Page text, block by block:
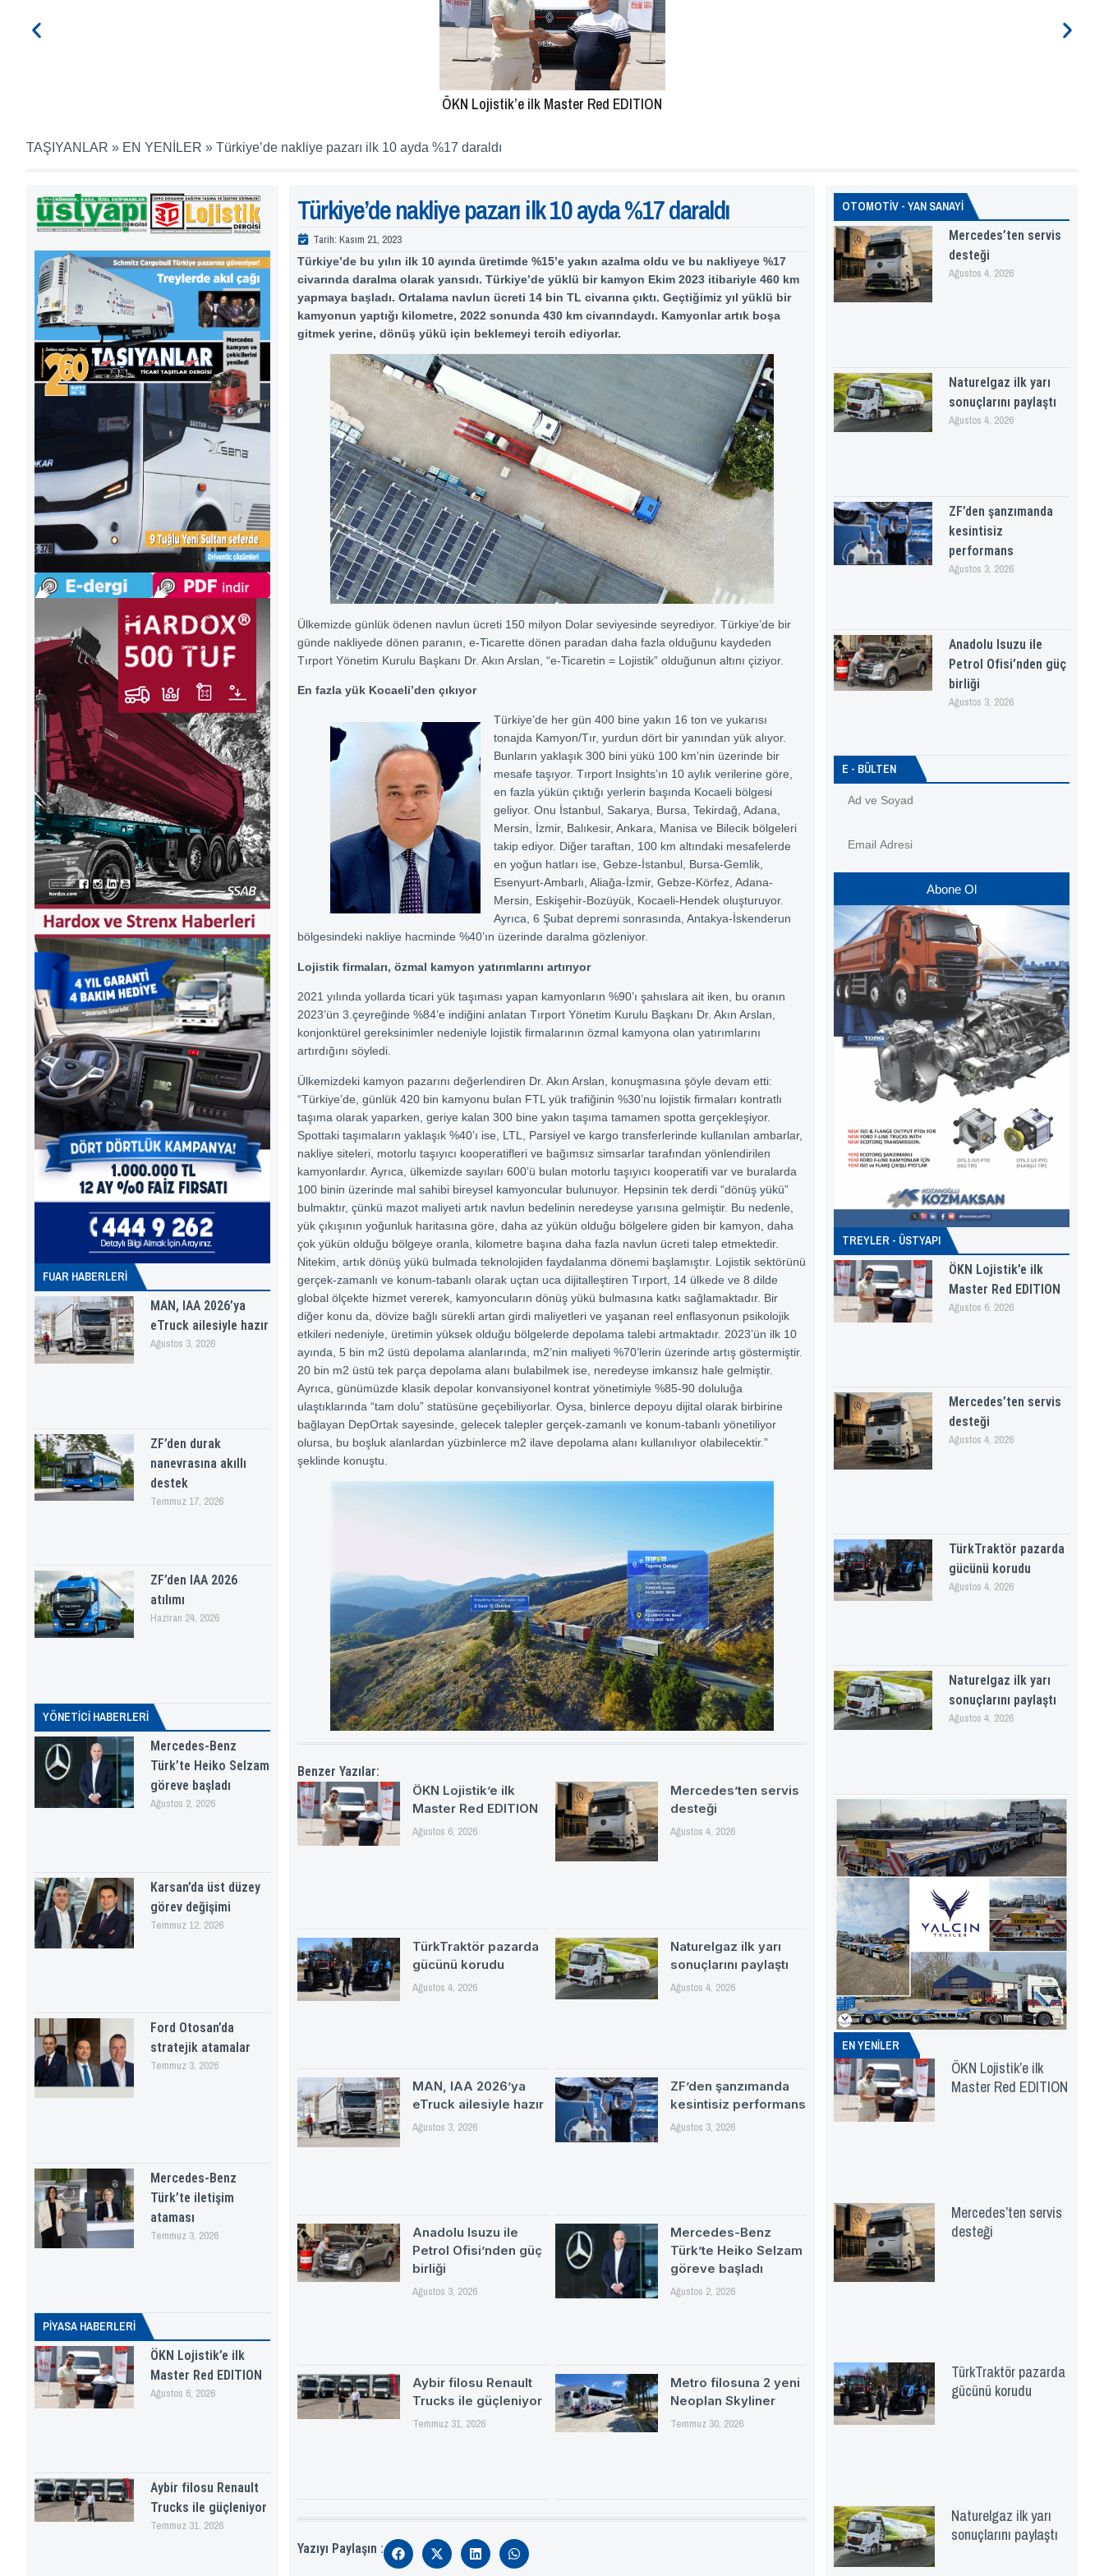
ÖKN Lojistik’e ilk Master Red EDITION
TAŞIYANLAR » EN YENİLER » Türkiye’de nakliye pazarı ilk 10 ayda %17 daraldı
FUAR HABERLERI
MAN, IAA 2026’ya
eTruck ailesiyle hazır
Ağustos 3, 2026
ZF’den durak
nanevrasına akıllı
destek
Temmuz 17, 2026
ZF’den IAA 2026
atılımı
Haziran 24, 2026
YÖNETICI HABERLERI
Mercedes-Benz
Türk’te Heiko Selzam
göreve başladı
Ağustos 2, 2026
Karsan’da üst düzey
görev değişimi
Temmuz 12, 2026
Ford Otosan’da
stratejik atamalar
Temmuz 3, 2026
Mercedes-Benz
Türk’te iletişim
ataması
Temmuz 3, 2026
PİYASA HABERLERI
ÖKN Lojistik’e ilk
Master Red EDITION
Ağustos 6, 2026
Aybir filosu Renault
Trucks ile güçleniyor
Temmuz 31, 2026
Türkiye’de nakliye pazarı ilk 10 ayda %17 daraldı
Tarih: Kasım 21, 2023
Türkiye’de bu yılın ilk 10 ayında üretimde %15’e yakın azalma oldu ve bu nakliyeye %17
civarında daralma olarak yansıdı. Türkiye’de yüklü bir kamyon Ekim 2023 itibariyle 460 km
yapmaya başladı. Ortalama navlun ücreti 14 bin TL civarına çıktı. Geçtiğimiz yıl yüklü bir
kamyonun yaptığı kilometre, 2022 sonunda 430 km civarındaydı. Kamyonlar artık boşa
gitmek yerine, dönüş yükü için beklemeyi tercih ediyorlar.
Ülkemizde günlük ödenen navlun ücreti 150 milyon Dolar seviyesinde seyrediyor. Türkiye’de bir
günde nakliyede dönen paranın, e-Ticarette dönen paradan daha fazla olduğunu kaydeden
Tırport Yönetim Kurulu Başkanı Dr. Akın Arslan, “e-Ticaretin = Lojistik” olduğunun altını çiziyor.
En fazla yük Kocaeli’den çıkıyor
Türkiye’de her gün 400 bine yakın 16 ton ve yukarısı
tonajda Kamyon/Tır, yurdun dört bir yanından yük alıyor.
Bunların yaklaşık 300 bini yükü 100 km’nin üzerinde bir
mesafe taşıyor. Tırport Insights’ın 10 aylık verilerine göre,
en fazla yükün çıktığı yerlerin başında Kocaeli bölgesi
geliyor. Onu İstanbul, Sakarya, Bursa, Tekirdağ, Adana,
Mersin, İzmir, Balıkesir, Ankara, Manisa ve Bilecik bölgeleri
takip ediyor. Diğer taraftan, 100 km altındaki mesafelerde
en yoğun hatları ise, Gebze-İstanbul, Bursa-Gemlik,
Esenyurt-Ambarlı, Aliağa-İzmir, Gebze-Körfez, Adana-
Mersin, Eskişehir-Bozüyük, Kocaeli-Hendek oluşturuyor.
Ayrıca, 6 Şubat depremi sonrasında, Antakya-İskenderun
bölgesindeki nakliye hacminde %40’ın üzerinde daralma gözleniyor.
Lojistik firmaları, özmal kamyon yatırımlarını artırıyor
2021 yılında yollarda ticari yük taşıması yapan kamyonların %90’ı şahıslara ait iken, bu oranın
2023’ün 3.çeyreğinde %84’e indiğini anlatan Tırport Yönetim Kurulu Başkanı Dr. Akın Arslan,
konjonktürel gereksinimler nedeniyle lojistik firmalarının özmal kamyona olan yatırımlarını
artırdığını söyledi.
Ülkemizdeki kamyon pazarını değerlendiren Dr. Akın Arslan, konuşmasına şöyle devam etti:
“Türkiye’de, günlük 420 bin kamyonu bulan FTL yük trafiğinin %30’nu lojistik firmaları kontratlı
taşıma olarak yaparken, geriye kalan 300 bine yakın taşıma tamamen spotta gerçekleşiyor.
Spottaki taşımaların yaklaşık %40’ı ise, LTL, Parsiyel ve kargo transferlerinde kullanılan ambarlar,
nakliye siteleri, motorlu taşıyıcı kooperatifleri ve bağımsız simsarlar tarafından yönlendirilen
kamyonlardır. Ayrıca, ülkemizde sayıları 600’ü bulan motorlu taşıyıcı kooperatifi var ve buralarda
100 binin üzerinde mal sahibi bireysel kamyoncular bulunuyor. Hepsinin tek derdi “dönüş yükü”
bulmaktır, çünkü mazot maliyeti artık navlun bedelinin neredeyse yarısına gelmiştir. Bu nedenle,
yük çıkışının yoğunluk haritasına göre, daha az yükün olduğu bölgelere giden bir kamyon, daha
çok yükün olduğu bölgeye oranla, kilometre başına daha fazla navlun ücreti talep etmektedir.
Nitekim, artık dönüş yükü bulmada teknolojiden faydalanma dönemi başlamıştır. Lojistik sektörünü
gerçek-zamanlı ve konum-tabanlı olarak uçtan uca dijitalleştiren Tırport, 14 ülkede ve 8 dilde
global ölçekte hizmet vererek, kamyoncuların dönüş yükü bulmasına katkı sağlamaktadır. Bir
diğer konu da, dövize bağlı sürekli artan girdi maliyetleri ve yaşanan reel enflasyonun psikolojik
etkileri nedeniyle, üretimin yüksek olduğu bölgelerde depolama talebi artmaktadır. 2023’ün ilk 10
ayında, 5 bin m2 üstü depolama alanlarında, m2’nin maliyeti %70’lerin üzerinde artış göstermiştir.
20 bin m2 üstü tek parça depolama alanı bulabilmek ise, neredeyse imkansız hale gelmiştir.
Ayrıca, günümüzde klasik depolar konvansiyonel kontrat yönetimiyle %85-90 doluluğa
ulaştıklarında “tam dolu” statüsüne geçebiliyorlar. Oysa, binlerce depoyu dijital olarak birbirine
bağlayan DepOrtak sayesinde, gelecek talepler gerçek-zamanlı ve konum-tabanlı yönetiliyor
olursa, bu boşluk alanlardan yüzbinlerce m2 ilave depolama alanı kullanılıyor olabilecektir.”
şeklinde konuştu.
Benzer Yazılar:
ÖKN Lojistik’e ilk
Master Red EDITION
Ağustos 6, 2026
Mercedes’ten servis
desteği
Ağustos 4, 2026
TürkTraktör pazarda
gücünü korudu
Ağustos 4, 2026
Naturelgaz ilk yarı
sonuçlarını paylaştı
Ağustos 4, 2026
MAN, IAA 2026’ya
eTruck ailesiyle hazır
Ağustos 3, 2026
ZF’den şanzımanda
kesintisiz performans
Ağustos 3, 2026
Anadolu Isuzu ile
Petrol Ofisi’nden güç
birliği
Ağustos 3, 2026
Mercedes-Benz
Türk’te Heiko Selzam
göreve başladı
Ağustos 2, 2026
Aybir filosu Renault
Trucks ile güçleniyor
Temmuz 31, 2026
Metro filosuna 2 yeni
Neoplan Skyliner
Temmuz 30, 2026
Yazıyı Paylaşın :
OTOMOTİV - YAN SANAYİ
Mercedes’ten servis
desteği
Ağustos 4, 2026
Naturelgaz ilk yarı
sonuçlarını paylaştı
Ağustos 4, 2026
ZF’den şanzımanda
kesintisiz
performans
Ağustos 3, 2026
Anadolu Isuzu ile
Petrol Ofisi’nden güç
birliği
Ağustos 3, 2026
E - BÜLTEN
Abone Ol
TREYLER - ÜSTYAPI
ÖKN Lojistik’e ilk
Master Red EDITION
Ağustos 6, 2026
Mercedes’ten servis
desteği
Ağustos 4, 2026
TürkTraktör pazarda
gücünü korudu
Ağustos 4, 2026
Naturelgaz ilk yarı
sonuçlarını paylaştı
Ağustos 4, 2026
EN YENİLER
ÖKN Lojistik’e ilk
Master Red EDITION
Mercedes’ten servis
desteği
TürkTraktör pazarda
gücünü korudu
Naturelgaz ilk yarı
sonuçlarını paylaştı